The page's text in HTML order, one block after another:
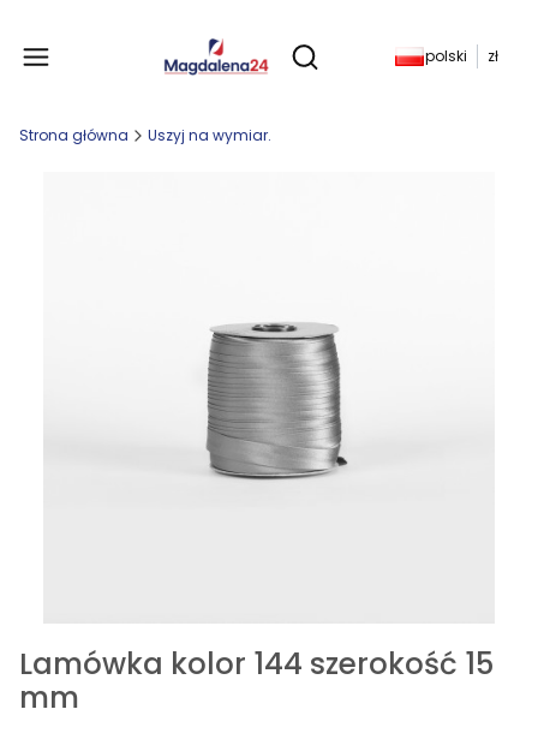
Otwórz wyszukiwarkę
Produkty w
polski zł
Strona główna Uszyj na wymiar.
Lamówka kolor 144 szerokość 15
mm